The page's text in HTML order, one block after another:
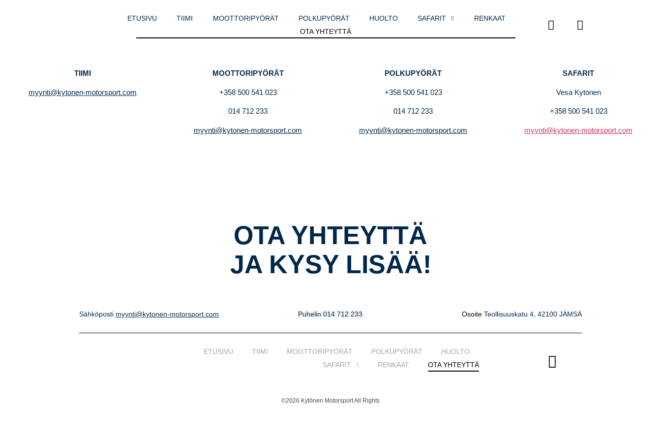
ETUSIVU TIIMI MOOTTORIPYÖRÄT POLKUPYÖRÄT HUOLTO SAFARIT
RENKAAT
OTA YHTEYTTÄ
TIIMI
myynti@kytonen-motorsport.com
MOOTTORIPYÖRÄT
+358 500 541 023
014 712 233
myynti@kytonen-motorsport.com
POLKUPYÖRÄT
+358 500 541 023
014 712 233
myynti@kytonen-motorsport.com
SAFARIT
Vesa Kytönen
+358 500 541 023
myynti@kytonen-motorsport.com
OTA YHTEYTTÄ
JA KYSY LISÄÄ!
Sähköposti myynti@kytonen-motorsport.com Puhelin014 712 233 Osoite Teollisuuskatu 4, 42100 JÄMSÄ
ETUSIVU TIIMI MOOTTORIPYÖRÄT POLKUPYÖRÄT
HUOLTO
SAFARIT
RENKAAT OTA YHTEYTTÄ
©2026 Kytönen Motorsport All Rights